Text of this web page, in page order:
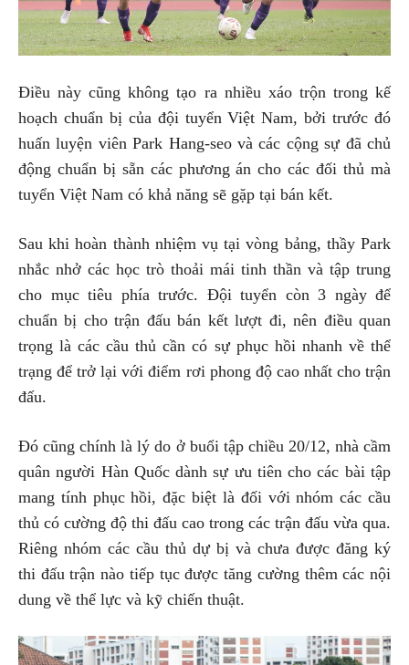
Điều này cũng không tạo ra nhiều xáo trộn trong kế
hoạch chuẩn bị của đội tuyển Việt Nam, bởi trước đó
huấn luyện viên Park Hang-seo và các cộng sự đã chủ
động chuẩn bị sẵn các phương án cho các đối thủ mà
tuyển Việt Nam có khả năng sẽ gặp tại bán kết.
Sau khi hoàn thành nhiệm vụ tại vòng bảng, thầy Park
nhắc nhở các học trò thoải mái tinh thần và tập trung
cho mục tiêu phía trước. Đội tuyển còn 3 ngày để
chuẩn bị cho trận đấu bán kết lượt đi, nên điều quan
trọng là các cầu thủ cần có sự phục hồi nhanh về thể
trạng để trở lại với điểm rơi phong độ cao nhất cho trận
đấu.
Đó cũng chính là lý do ở buổi tập chiều 20/12, nhà cầm
quân người Hàn Quốc dành sự ưu tiên cho các bài tập
mang tính phục hồi, đặc biệt là đối với nhóm các cầu
thủ có cường độ thi đấu cao trong các trận đấu vừa qua.
Riêng nhóm các cầu thủ dự bị và chưa được đăng ký
thi đấu trận nào tiếp tục được tăng cường thêm các nội
dung về thể lực và kỹ chiến thuật.